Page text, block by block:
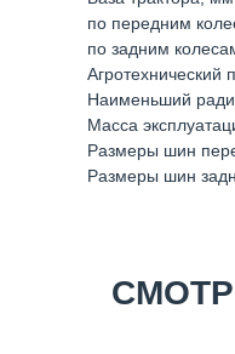
по передним
по задним
Агротехнический
Наименьший
Масса
Размеры шин
Размеры шин